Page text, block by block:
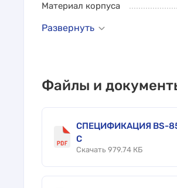
Материал корпуса
Развернуть
Файлы и
СПЕЦИФИКАЦИЯ BS-
C
Скачать 979.74 КБ